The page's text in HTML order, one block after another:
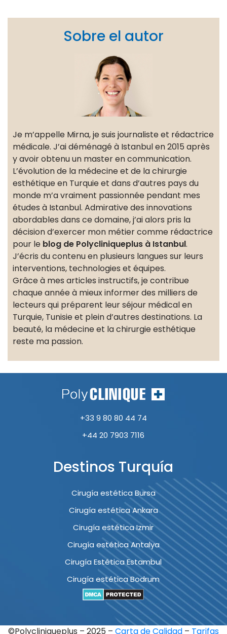
Sobre el autor
Je m’appelle Mirna, je suis journaliste et rédactrice
médicale. J’ai déménagé à Istanbul en 2015 après
y avoir obtenu un master en communication.
L’évolution de la médecine et de la chirurgie
esthétique en Turquie et dans d’autres pays du
monde m’a vraiment passionnée pendant mes
études à Istanbul. Admirative des innovations
abordables dans ce domaine, j’ai alors pris la
décision d’exercer mon métier comme rédactrice
pour le blog de Polycliniqueplus à Istanbul.
J’écris du contenu en plusieurs langues sur leurs
interventions, technologies et équipes.
Grâce à mes articles instructifs, je contribue
chaque année à mieux informer des milliers de
lecteurs qui préparent leur séjour médical en
Turquie, Tunisie et plein d’autres destinations. La
beauté, la médecine et la chirurgie esthétique
reste ma passion.
+33 9 80 80 44 74
+44 20 7903 7116
Destinos Turquía
Cirugía estética Bursa
Cirugía estética Ankara
Cirugía estética Izmir
Cirugía estética Antalya
Cirugía Estética Estambul
Cirugía estética Bodrum
©Polycliniqueplus – 2025 – Carta de Calidad – Tarifas